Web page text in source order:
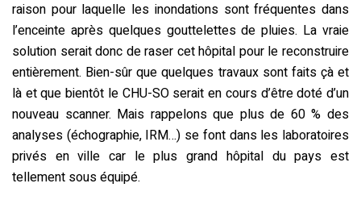
raison pour laquelle les inondations sont fréquentes dans
l’enceinte après quelques gouttelettes de pluies. La vraie
solution serait donc de raser cet hôpital pour le reconstruire
entièrement. Bien-sûr que quelques travaux sont faits çà et
là et que bientôt le CHU-SO serait en cours d’être doté d’un
nouveau scanner. Mais rappelons que plus de 60 % des
analyses (échographie, IRM…) se font dans les laboratoires
privés en ville car le plus grand hôpital du pays est
tellement sous équipé.